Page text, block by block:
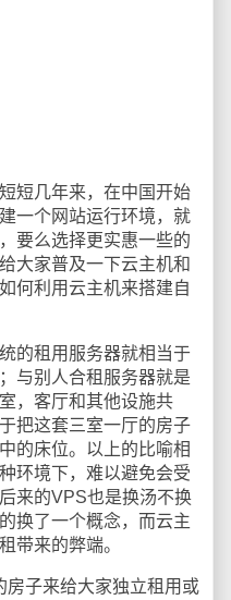
几年来，在中国开始
一个网站运行环境，就
要么选择更实惠一些的
大家普及一下云主机和
何利用云主机来搭建自
租用服务器就相当于
与别人合租服务器就是
，客厅和其他设施共
把这套三室一厅的房子
的床位。以上的比喻相
环境下，难以避免会受
来的VPS也是换汤不换
换了一个概念，而云主
带来的弊端。
子来给大家独立租用或